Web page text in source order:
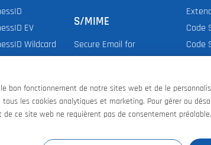
EV
Wildcard
S/MIME
Secure Email for
Individual
Code
Code
bon fonctionnement de notre sites web et de le
les cookies analytiques et marketing. Pour gérer ou
ce site web ne requièrent pas de consentement préalable.